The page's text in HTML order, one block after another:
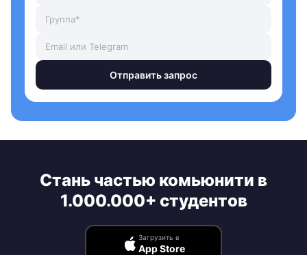
Отправить запрос
Стань частью комьюнити в
1.000.000+ студентов
Загрузить в
App Store